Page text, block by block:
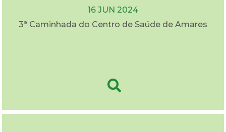
16 JUN 2024
3ª Caminhada do Centro de Saúde de Amares